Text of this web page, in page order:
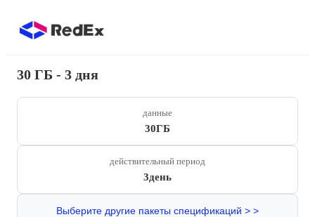
30 ГБ - 3 дня
данные
30ГБ
действительный период
3день
Выберите другие пакеты спецификаций > >